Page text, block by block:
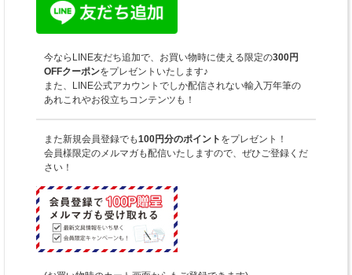
今ならLINE友だち追加で、お買い物時に使える限定の300円
OFFクーポンをプレゼントいたします♪
また、LINE公式アカウントでしか配信されない輸入万年筆の
あれこれやお役立ちコンテンツも！
また新規会員登録でも100円分のポイント をプレゼント！
会員様限定のメルマガも配信いたしますので、ぜひご登録くだ
さい！